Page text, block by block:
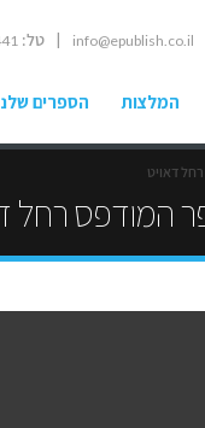
info@epublish.co.il | טל:
המלצות הספרים
דאויט
המודפס רחל